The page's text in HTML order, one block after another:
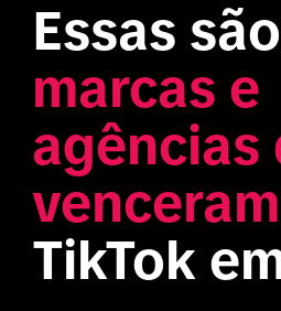
Essas são
marcas e
agências
venceram
TikTok